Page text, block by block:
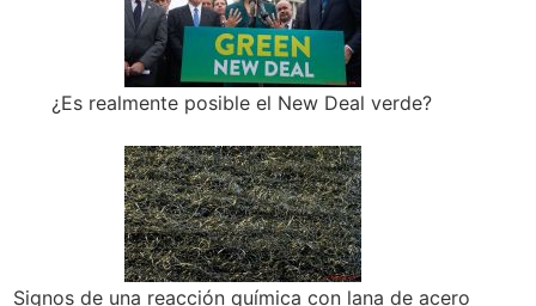
¿Es realmente posible el New Deal verde?
Signos de una reacción química con lana de acero